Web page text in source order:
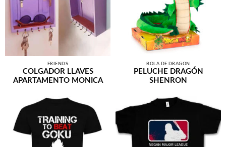
FRIENDS
COLGADOR LLAVES
APARTAMENTO MONICA
BOLA DE DRAGÓN
PELUCHE DRAGÓN
SHENRON